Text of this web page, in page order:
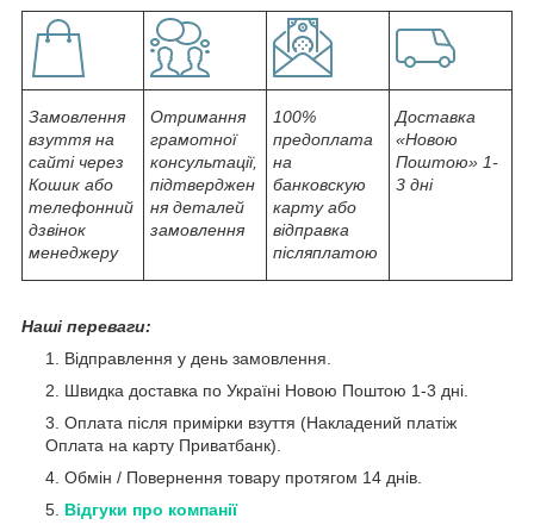
Замовлення
взуття на
сайті через
Кошик або
телефонний
дзвінок
менеджеру
Отримання
грамотної
консультації,
підтверджен
ня деталей
замовлення
100%
предоплата
на
банковскую
карту або
відправка
післяплатою
Доставка
«Новою
Поштою» 1-
3 дні
Наші переваги:
Відправлення у день замовлення.
Швидка доставка по Україні Новою Поштою 1-3 дні.
Оплата після примірки взуття (Накладений платіж
Оплата на карту Приватбанк).
Обмін / Повернення товару протягом 14 днів.
Відгуки про компанії